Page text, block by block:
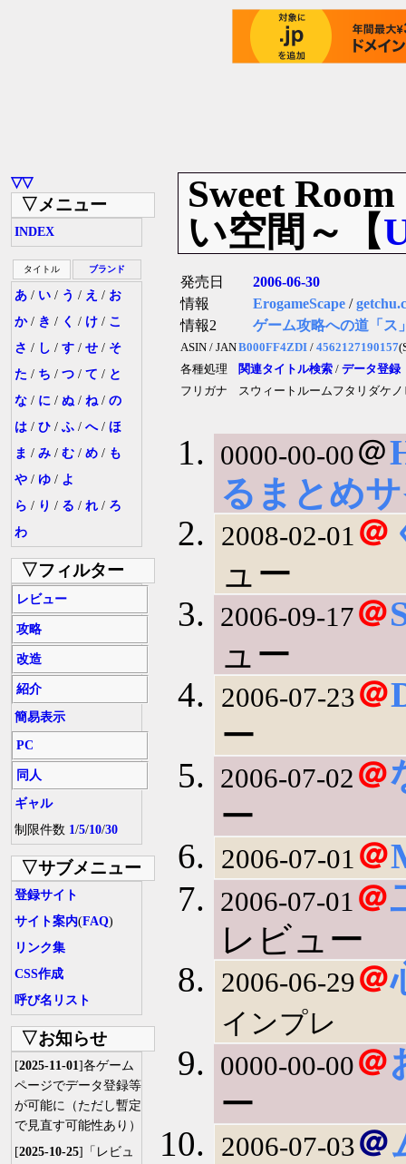
▽▽
▽メニュー
INDEX
タイトル ブランド
あ / い / う / え / お
か/ き / く / け / こ
さ / し / す / せ / そ
た / ち / つ / て / と
な / に / ぬ / ね/ の
は / ひ / ふ / へ/ ほ
ま / み / む / め / も
や / ゆ / よ
ら / り / る / れ / ろ
わ
▽フィルター
レビュー
攻略
改造
紹介
簡易表示
PC
同人
ギャル
制限件数 1/5/10/30
▽サブメニュー
登録サイト
サイト案内(FAQ)
リンク集
CSS作成
呼び名リスト
▽お知らせ
[2025-11-01]各ゲーム
ページでデータ登録等
が可能に（ただし暫定
で見直す可能性あり）
[2025-10-25]「レビュ
Sweet
い空間～【
発売日
2006-06-30
情報
ErogameScape /
情報2
ゲーム攻略への道「ス
ASIN / JANB000FF4ZDI / 4562127190157
各種処理
関連タイトル検索 / データ登録
フリガナ
スウィートルームフタリダケ
0000-00-00＠
るまとめ
2008-02-01 ＠
ュー
2006-09-17＠
ュー
2006-07-23＠
ー
2006-07-02 ＠
ー
2006-07-01 ＠
2006-07-01 ＠
レビュー
2006-06-29＠
インプレ
0000-00-00＠
ー
2006-07-03＠